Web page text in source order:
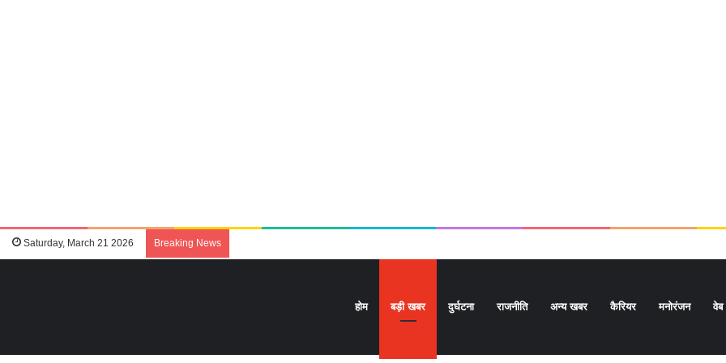
Saturday, March 21 2026 Breaking News
होम बड़ी खबर दुर्घटना राजनीति अन्य खबर कैरियर मनोरंजन वेब